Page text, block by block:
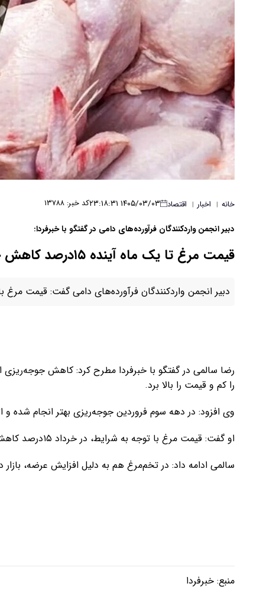
خانه | اخبار | اقتصاد ۱۴۰۵/۰۳/۰۳ ۲۳:۱۸:۳۱ کد خبر: ۱۳۷۸۸
دبیر انجمن واردکنندگان فرآورده‌های دامی در گفتگو با خبرفردا:
قیمت مرغ تا یک ماه آینده ۱۵درصد کاهش خواهد یافت
دبیر انجمن واردکنندگان فرآورده‌های دامی گفت: قیمت مرغ با توجه به
رضا سالمی در گفتگو با خبرفردا مطرح کرد: کاهش جوجه‌ریزی
را کم و قیمت را بالا برد.
وی افزود: در دهه سوم فروردین جوجه‌ریزی بهتر انجام شده و
او گفت: قیمت مرغ با توجه به شرایط، در خرداد ۱۵درصد کاهش می‌یابد.
سالمی ادامه داد: در تخم‌مرغ هم به دلیل افزایش عرضه،
منبع: خبرفردا